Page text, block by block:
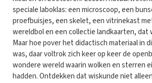
speciale laboklas: een microscoop, een
proefbuisjes, een skelet, een vitrinekast
wereldbol en een collectie landkaarten, dat
Maar hoe pover het didactisch materiaal in
was, daar voltrok zich keer op keer de
wondere wereld waarin wolken en sterren
hadden. Ontdekken dat wiskunde niet